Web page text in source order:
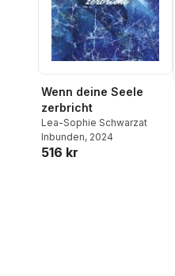
Wenn deine Seele
zerbricht
Lea-Sophie Schwarzat
Inbunden, 2024
516 kr